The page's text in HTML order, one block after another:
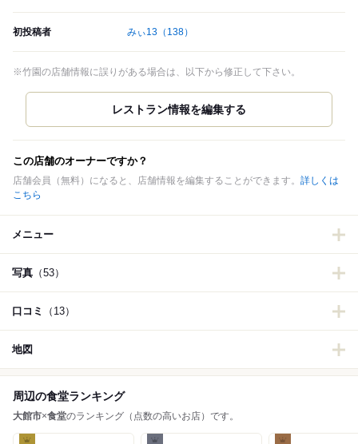
初投稿者 みぃ13 （138）
※竹園の店舗情報に誤りがある場合は、以下から修正して下さい。
この店舗のオーナーですか？
店舗会員（無料）になると、店舗情報を編集することができます。 詳しくは
こちら
メニュー
写真 （53）
口コミ （13）
地図
周辺の食堂ランキング
大館市×食堂のランキング（点数の高いお店）です。